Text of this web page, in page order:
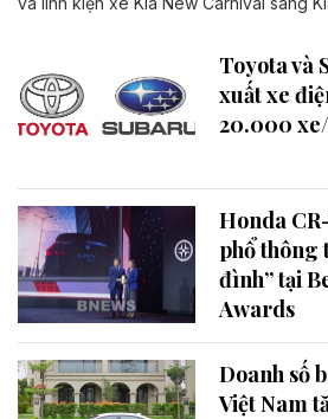
Toyota và
xuất xe
20.000
Honda
phổ thông
đình” tại
Awards
Doanh số
Việt Nam